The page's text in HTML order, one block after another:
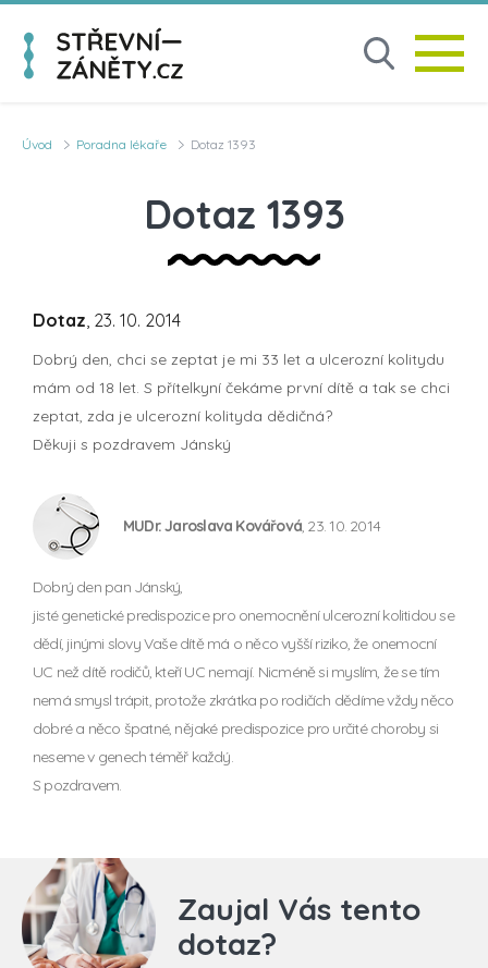
Úvod Poradna lékaře Dotaz 1393
Dotaz 1393
Dotaz, 23. 10. 2014
Dobrý den, chci se zeptat je mi 33 let a ulcerozní kolitydu
mám od 18 let. S přítelkyní čekáme první dítě a tak se chci
zeptat, zda je ulcerozní kolityda dědičná?
Děkuji s pozdravem Jánský
MUDr. Jaroslava Kovářová, 23. 10. 2014
Dobrý den pan Jánský,
jisté genetické predispozice pro onemocnění ulcerozní kolitidou se
dědí, jinými slovy Vaše dítě má o něco vyšší riziko, že onemocní
UC než dítě rodičů, kteří UC nemají. Nicméně si myslím, že se tím
nemá smysl trápit, protože zkrátka po rodičích dědíme vždy něco
dobré a něco špatné, nějaké predispozice pro určité choroby si
neseme v genech téměř každý.
S pozdravem.
Zaujal Vás tento
dotaz?